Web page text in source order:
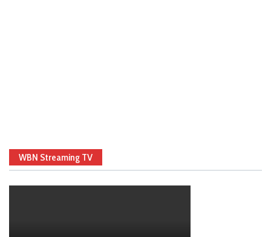
WBN Streaming TV